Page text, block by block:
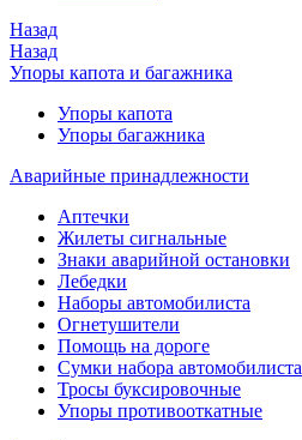
Назад
Назад
Упоры капота и багажника
Упоры капота
Упоры багажника
Аварийные принадлежности
Аптечки
Жилеты сигнальные
Знаки аварийной остановки
Лебедки
Наборы автомобилиста
Огнетушители
Помощь на дороге
Сумки набора автомобилиста
Тросы буксировочные
Упоры противооткатные